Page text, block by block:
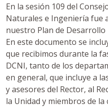
En la sesión 109 del
Naturales e Ingeniería fue
nuestro Plan de
En este documento se
que recibimos durante la
DCNI, tanto de los
en general, que incluye a
y asesores del Rector, al
la Unidad y miembros de la